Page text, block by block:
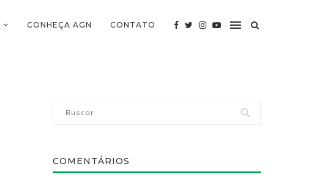
CONHEÇA AGN CONTATO
COMENTÁRIOS